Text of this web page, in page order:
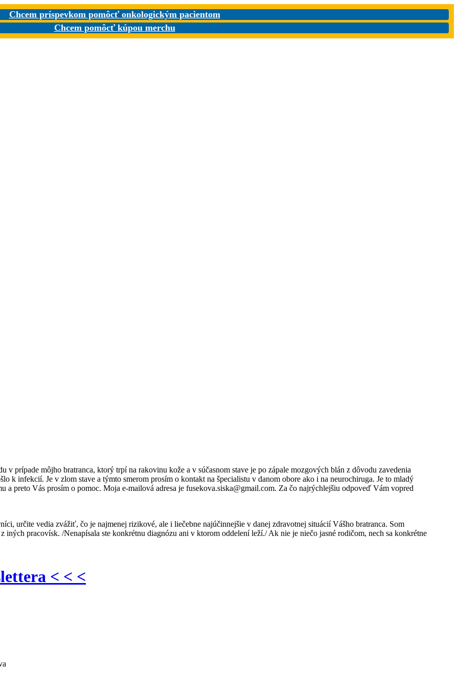
Chcem príspevkom pomôcť onkologickým pacientom
Chcem pomôcť kúpou merchu
v prípade môjho bratranca, ktorý trpí na rakovinu kože a v súčasnom stave je po zápale mozgových blán z dôvodu zavedenia
k infekcií. Je v zlom stave a týmto smerom prosím o kontakt na špecialistu v danom obore ako i na neurochiruga. Je to mladý
a preto Vás prosím o pomoc. Moja e-mailová adresa je fusekova.siska@gmail.com. Za čo najrýchlejšiu odpoveď Vám vopred
určite vedia zvážiť, čo je najmenej rizikové, ale i liečebne najúčinnejšie v danej zdravotnej situácií Vášho bratranca. Som
pracovísk. /Nenapísala ste konkrétnu diagnózu ani v ktorom oddelení leží./ Ak nie je niečo jasné rodičom, nech sa konkrétne
< < <